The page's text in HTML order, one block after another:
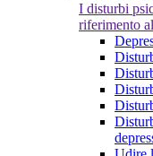
I disturbi
riferimento